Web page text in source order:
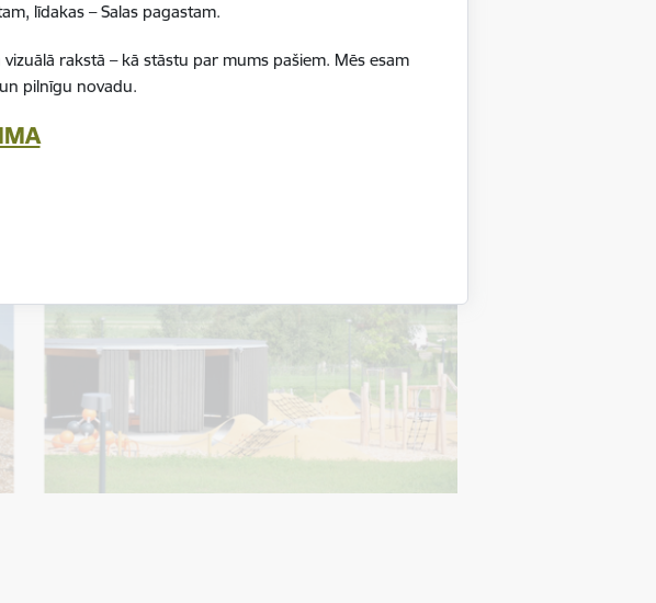
līdakas – Salas pagastam.
rakstā – kā stāstu par mums pašiem. Mēs esam
pilnīgu novadu.
pulciņi: angļu valoda, “Mazā podnieka darbnīca” jeb
fiziskās nodarbības un mūzikas pulciņš ”Interesantā un